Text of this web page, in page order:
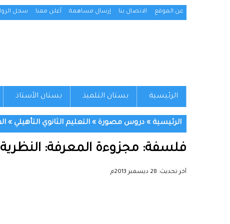
عن الموقع الاتصال بنا إرسال مساهمة أعلن معنا سجل
الرئيسية بستان التلميذ بستان الأستاذ
الرئيسية » دروس مصورة » التعليم الثانوي التأهيلي »
فلسفة: مجزوءة المعرفة:
آخر تحديث: 28 ديسمبر 2013م